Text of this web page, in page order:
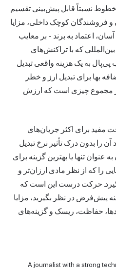
خطوط نسبتاً قابل پیش‌بینی تقسیم
فروشندگان کوچک داخلی، مزایا
اعتماد به برند - بر معایب
که با تراکنش‌های
به یک هزینه واقعی تبدیل
انباشته، ۴٪ اضافه بها برای تبدیل ارز و خطر
مجموع چیزی است که ارزش
مفید برای اکثر جریان‌های
را بدون درک تأثیر نرخ تبدیل
تنها یا بهترین گزینه برای
را که از نظر مادی ارزان‌تر و
حرکت درست این است که
پیش‌فرض در نظر بگیرید، مزایا
حفاظت، ریسک و گزینه‌های
A journalist with a strong